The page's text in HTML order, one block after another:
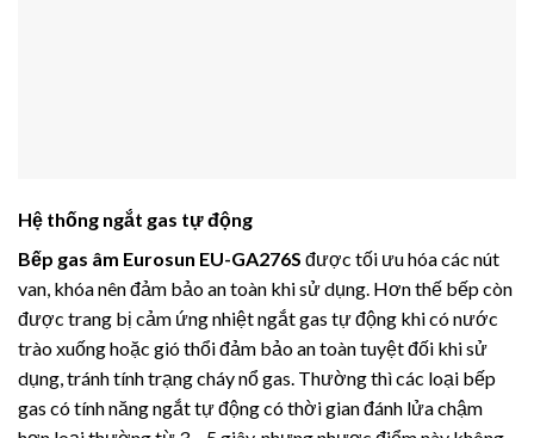
Hệ thống ngắt gas tự động
Bếp gas âm Eurosun EU-GA276S được tối ưu hóa các nút
van, khóa nên đảm bảo an toàn khi sử dụng. Hơn thế bếp còn
được trang bị cảm ứng nhiệt ngắt gas tự động khi có nước
trào xuống hoặc gió thổi đảm bảo an toàn tuyệt đối khi sử
dụng, tránh tính trạng cháy nổ gas. Thường thì các loại bếp
gas có tính năng ngắt tự động có thời gian đánh lửa chậm